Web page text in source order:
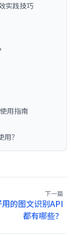
实践技巧
用指南
？
下一篇
的图文识别API
都有哪些？